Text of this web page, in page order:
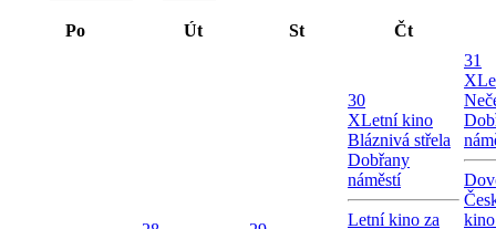
Po Út St Čt
30
XLetní kino
Bláznivá střela
Dobřany
náměstí
Letní kino za
31
X